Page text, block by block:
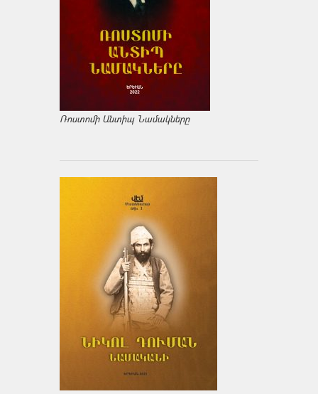
Ռոստոմի Անտիպ Նամակները